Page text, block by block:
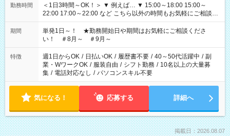
勤務時間
＜1日3時間～OK！＞ ▼ 例えば… ▼ 15:00～18:00 15:00～
22:00 17:00～22:00 など こちら以外の時間もお気軽にご相談く
ださい！
期間
単発1日～！ ★勤務開始日や期間はお気軽にご相談くださ
い！ ＃8月～ ＃9月～
特徴 週1日からOK / 日払いOK / 履歴書不要 / 40～50代活躍中 / 副
業・WワークOK / 服装自由 / シフト勤務 / 10名以上の大量募
集 / 電話対応なし / パソコンスキル不要
気になる！ 応募する 詳細へ
掲載日：2026.08.07